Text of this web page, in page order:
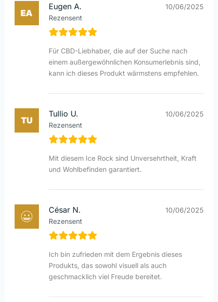
Eugen A.
Rezensent
10/06/2025
Für CBD-Liebhaber, die auf der Suche nach
einem außergewöhnlichen Konsumerlebnis sind,
kann ich dieses Produkt wärmstens empfehlen.
Tullio U.
Rezensent
10/06/2025
Mit diesem Ice Rock sind Unversehrtheit, Kraft
und Wohlbefinden garantiert.
César N.
Rezensent
10/06/2025
Ich bin zufrieden mit dem Ergebnis dieses
Produkts, das sowohl visuell als auch
geschmacklich viel Freude bereitet.